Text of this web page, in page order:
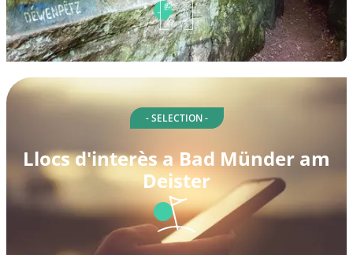
- SELECTION -
Llocs d'interès a Bad Münder am
Deister